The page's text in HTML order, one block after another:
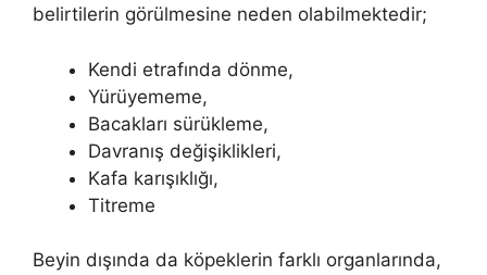
belirtilerin görülmesine neden olabilmektedir;
Kendi etrafında dönme,
Yürüyememe,
Bacakları sürükleme,
Davranış değişiklikleri,
Kafa karışıklığı,
Titreme
Beyin dışında da köpeklerin farklı organlarında,